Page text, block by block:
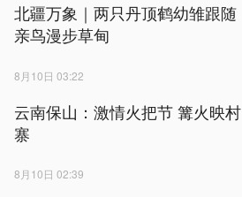
北疆万象｜两只丹顶鹤幼雏跟随
亲鸟漫步草甸
8月10日 03:22
云南保山：激情火把节 篝火映村
寨
8月10日 02:39